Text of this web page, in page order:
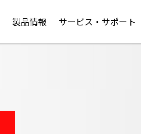
製品情報 サービス・サポート